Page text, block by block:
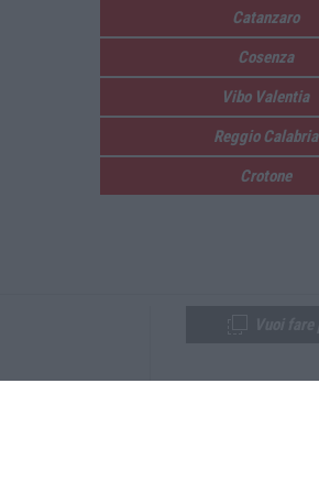
Catanzaro
Cosenza
Vibo Valentia
Reggio Calabria
Crotone